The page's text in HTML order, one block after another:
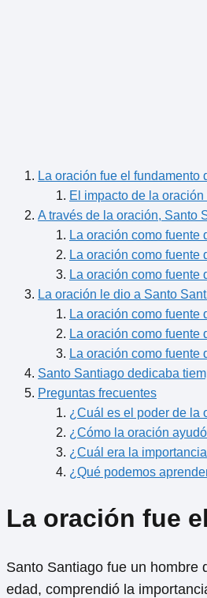
La oración fue el
El impacto de la
A través de la oración, Santo
La oración como fuente
La oración como fuente
La oración como fuente
La oración le dio a Santo
La oración como fuente
La oración como fuente
La oración como fuente
Santo Santiago dedicaba
Preguntas frecuentes
¿Cuál es el poder de la
¿Cómo la oración
¿Cuál era la
¿Qué podemos
La oración fue
Santo Santiago fue un hombre
edad, comprendió la